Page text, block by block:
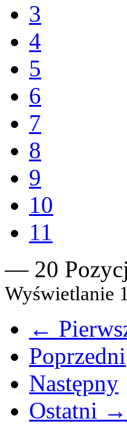
3
4
5
6
7
8
9
10
11
— 20
Wyświetlanie
←
Poprzedni
Następny
Ostatni →